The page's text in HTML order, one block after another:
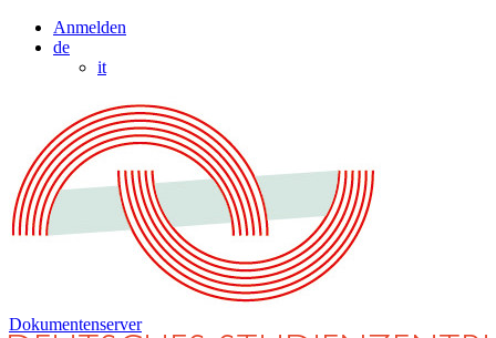
Anmelden
de
it
Dokumentenserver